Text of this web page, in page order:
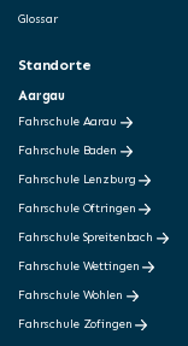
Glossar
Standorte
Aargau
Fahrschule Aarau
Fahrschule Baden
Fahrschule Lenzburg
Fahrschule Oftringen
Fahrschule Spreitenbach
Fahrschule Wettingen
Fahrschule Wohlen
Fahrschule Zofingen